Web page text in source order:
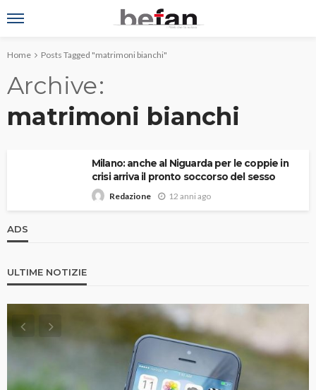
Home Posts Tagged "matrimoni bianchi"
Archive
matrimoni bianchi
Milano: anche al Niguarda per le coppie in
crisi arriva il pronto soccorso del sesso
Redazione 12 anni ago
ADS
ULTIME NOTIZIE